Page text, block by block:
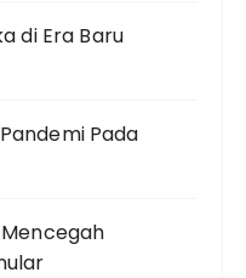
di Era Baru
Pada